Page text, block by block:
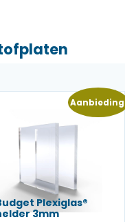
Plexiglas®
3mm